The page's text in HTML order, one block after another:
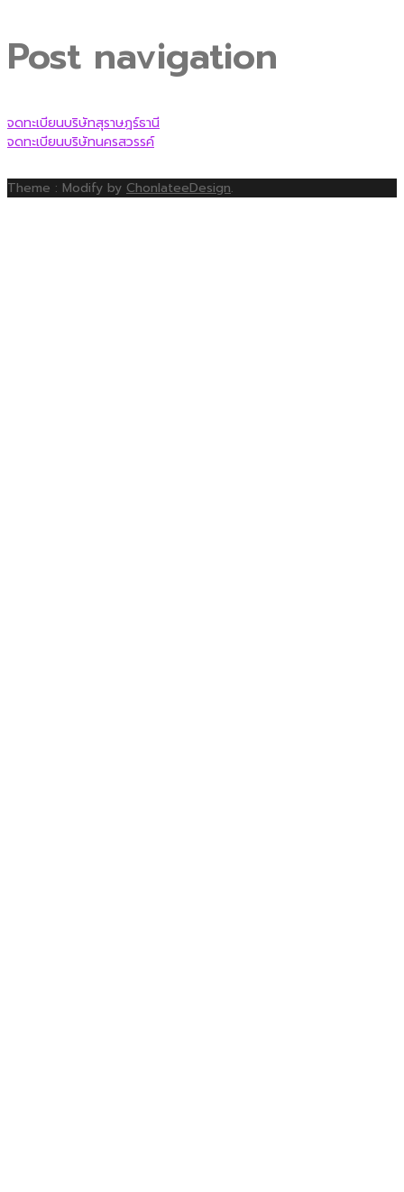
Post navigation
จดทะเบียนบริษัทสุราษฎร์ธานี
จดทะเบียนบริษัทนครสวรรค์
Theme : Modify by ChonlateeDesign.